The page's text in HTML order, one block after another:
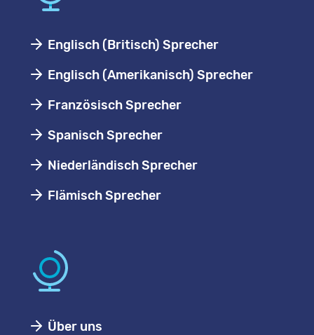
Englisch (Britisch) Sprecher
Englisch (Amerikanisch) Sprecher
Französisch Sprecher
Spanisch Sprecher
Niederländisch Sprecher
Flämisch Sprecher
Über uns